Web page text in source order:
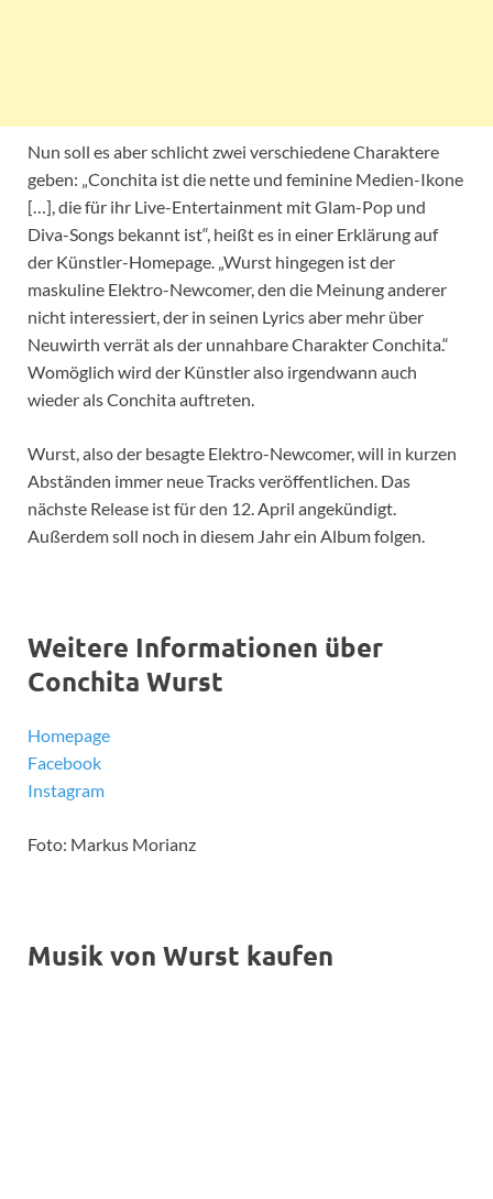
Nun soll es aber schlicht zwei verschiedene Charaktere
geben: „Conchita ist die nette und feminine Medien-Ikone
[…], die für ihr Live-Entertainment mit Glam-Pop und
Diva-Songs bekannt ist“, heißt es in einer Erklärung auf
der Künstler-Homepage. „Wurst hingegen ist der
maskuline Elektro-Newcomer, den die Meinung anderer
nicht interessiert, der in seinen Lyrics aber mehr über
Neuwirth verrät als der unnahbare Charakter Conchita.“
Womöglich wird der Künstler also irgendwann auch
wieder als Conchita auftreten.
Wurst, also der besagte Elektro-Newcomer, will in kurzen
Abständen immer neue Tracks veröffentlichen. Das
nächste Release ist für den 12. April angekündigt.
Außerdem soll noch in diesem Jahr ein Album folgen.
Weitere Informationen über
Conchita Wurst
Homepage
Facebook
Instagram
Foto: Markus Morianz
Musik von Wurst kaufen